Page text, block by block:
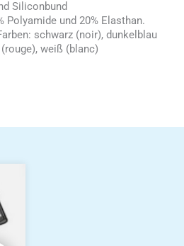
Siliconbund
Polyamide und 20% Elasthan.
schwarz (noir), dunkelblau
weiß (blanc)